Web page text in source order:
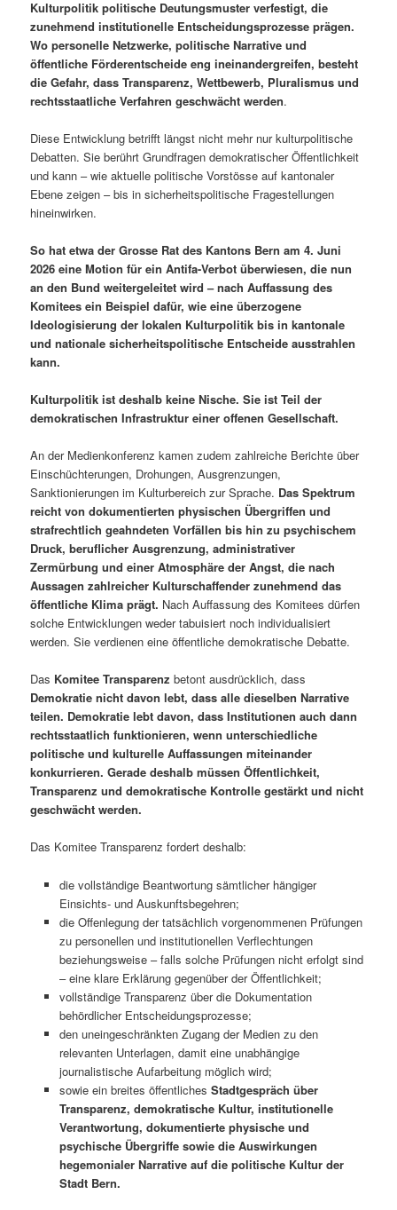
Kulturpolitik politische Deutungsmuster verfestigt, die
zunehmend institutionelle Entscheidungsprozesse prägen.
Wo personelle Netzwerke, politische Narrative und
öffentliche Förderentscheide eng ineinandergreifen, besteht
die Gefahr, dass Transparenz, Wettbewerb, Pluralismus und
rechtsstaatliche Verfahren geschwächt werden.
Diese Entwicklung betrifft längst nicht mehr nur kulturpolitische
Debatten. Sie berührt Grundfragen demokratischer Öffentlichkeit
und kann – wie aktuelle politische Vorstösse auf kantonaler
Ebene zeigen – bis in sicherheitspolitische Fragestellungen
hineinwirken.
So hat etwa der Grosse Rat des Kantons Bern am 4. Juni
2026 eine Motion für ein Antifa-Verbot überwiesen, die nun
an den Bund weitergeleitet wird – nach Auffassung des
Komitees ein Beispiel dafür, wie eine überzogene
Ideologisierung der lokalen Kulturpolitik bis in kantonale
und nationale sicherheitspolitische Entscheide ausstrahlen
kann.
Kulturpolitik ist deshalb keine Nische. Sie ist Teil der
demokratischen Infrastruktur einer offenen Gesellschaft.
An der Medienkonferenz kamen zudem zahlreiche Berichte über
Einschüchterungen, Drohungen, Ausgrenzungen,
Sanktionierungen im Kulturbereich zur Sprache. Das Spektrum
reicht von dokumentierten physischen Übergriffen und
strafrechtlich geahndeten Vorfällen bis hin zu psychischem
Druck, beruflicher Ausgrenzung, administrativer
Zermürbung und einer Atmosphäre der Angst, die nach
Aussagen zahlreicher Kulturschaffender zunehmend das
öffentliche Klima prägt. Nach Auffassung des Komitees dürfen
solche Entwicklungen weder tabuisiert noch individualisiert
werden. Sie verdienen eine öffentliche demokratische Debatte.
Das Komitee Transparenz betont ausdrücklich, dass
Demokratie nicht davon lebt, dass alle dieselben Narrative
teilen. Demokratie lebt davon, dass Institutionen auch dann
rechtsstaatlich funktionieren, wenn unterschiedliche
politische und kulturelle Auffassungen miteinander
konkurrieren. Gerade deshalb müssen Öffentlichkeit,
Transparenz und demokratische Kontrolle gestärkt und nicht
geschwächt werden.
Das Komitee Transparenz fordert deshalb:
die vollständige Beantwortung sämtlicher hängiger
Einsichts- und Auskunftsbegehren;
die Offenlegung der tatsächlich vorgenommenen Prüfungen
zu personellen und institutionellen Verflechtungen
beziehungsweise – falls solche Prüfungen nicht erfolgt sind
– eine klare Erklärung gegenüber der Öffentlichkeit;
vollständige Transparenz über die Dokumentation
behördlicher Entscheidungsprozesse;
den uneingeschränkten Zugang der Medien zu den
relevanten Unterlagen, damit eine unabhängige
journalistische Aufarbeitung möglich wird;
sowie ein breites öffentliches Stadtgespräch über
Transparenz, demokratische Kultur, institutionelle
Verantwortung, dokumentierte physische und
psychische Übergriffe sowie die Auswirkungen
hegemonialer Narrative auf die politische Kultur der
Stadt Bern.